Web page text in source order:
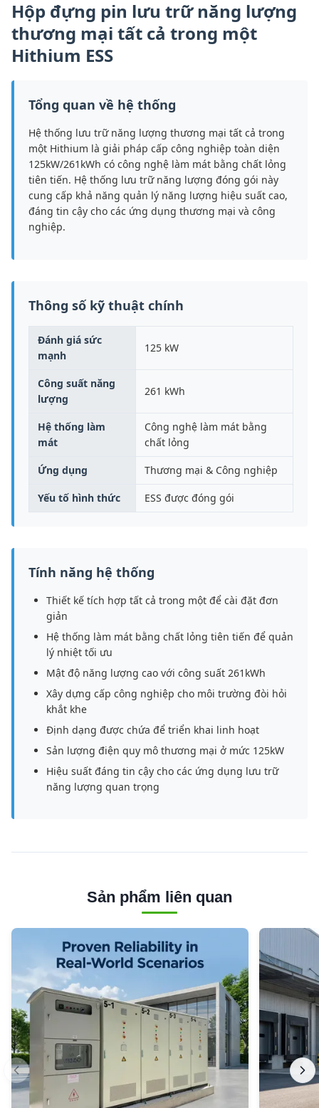
Hộp đựng pin lưu trữ năng lượng
thương mại tất cả trong một
Hithium ESS
Tổng quan về hệ thống
Hệ thống lưu trữ năng lượng thương mại tất cả trong
một Hithium là giải pháp cấp công nghiệp toàn diện
125kW/261kWh có công nghệ làm mát bằng chất lỏng
tiên tiến. Hệ thống lưu trữ năng lượng đóng gói này
cung cấp khả năng quản lý năng lượng hiệu suất cao,
đáng tin cậy cho các ứng dụng thương mại và công
nghiệp.
Thông số kỹ thuật chính
Đánh giá sức
mạnh
125 kW
Công suất năng
lượng
261 kWh
Hệ thống làm
mát
Công nghệ làm mát bằng
chất lỏng
Ứng dụng Thương mại & Công nghiệp
Yếu tố hình thức ESS được đóng gói
Tính năng hệ thống
Thiết kế tích hợp tất cả trong một để cài đặt đơn
giản
Hệ thống làm mát bằng chất lỏng tiên tiến để quản
lý nhiệt tối ưu
Mật độ năng lượng cao với công suất 261kWh
Xây dựng cấp công nghiệp cho môi trường đòi hỏi
khắt khe
Định dạng được chứa để triển khai linh hoạt
Sản lượng điện quy mô thương mại ở mức 125kW
Hiệu suất đáng tin cậy cho các ứng dụng lưu trữ
năng lượng quan trọng
Sản phẩm liên quan